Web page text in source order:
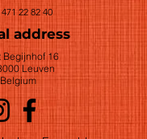
22 82 40
address
Begijnhof 16
Leuven
Belgium